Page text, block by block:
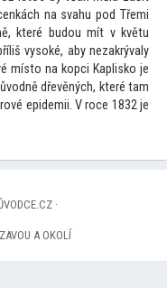
na svahu pod Třemi
které budou mít v květu
vysoké, aby nezakrývaly
místo na kopci Kaplisko je
dřevěných, které tam
epidemii. V roce 1832 je
·
A OKOLÍ